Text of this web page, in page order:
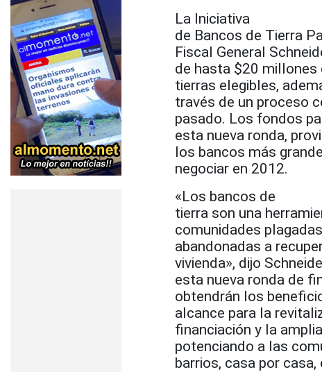
La Iniciativa
de Bancos de Tierra
Fiscal General
de hasta $20 millones
tierras elegibles,
través de un proceso
pasado. Los fondos
esta nueva ronda,
los bancos más
negociar en 2012.
«Los bancos de
tierra son una
comunidades
abandonadas a
vivienda», dijo
esta nueva ronda de
obtendrán los
alcance para la
financiación y la
potenciando a las
barrios, casa por